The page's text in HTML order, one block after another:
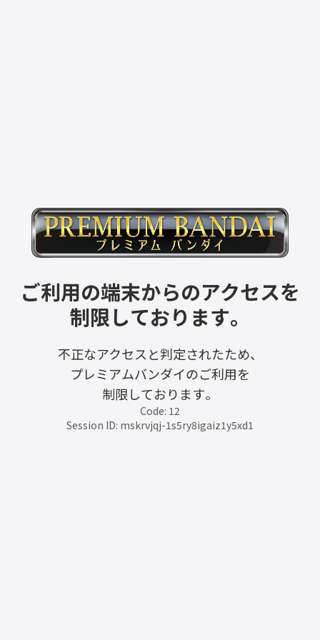
ご利用の端末からのアクセスを
制限しております。
不正なアクセスと判定されたため、
プレミアムバンダイのご利用を
制限しております。
Code: 12
Session ID: mskrvjqj-1s5ry8igaiz1y5xd1